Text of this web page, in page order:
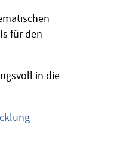
für den
in die